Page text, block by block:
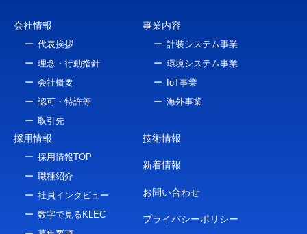
会社情報
代表挨拶
理念・行動指針
会社概要
認可・特許等
取引先
事業内容
計装システム事業
環境システム事業
IoT事業
海外事業
採用情報
採用情報TOP
職種紹介
社員インタビュー
数字で見るKLEC
技術情報
新着情報
お問い合わせ
プライバシーポリシー